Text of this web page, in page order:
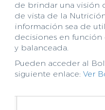
de brindar una visión
de vista de la
información sea de
decisiones en
y balanceada.
Pueden acceder al
siguiente enlace: Ver